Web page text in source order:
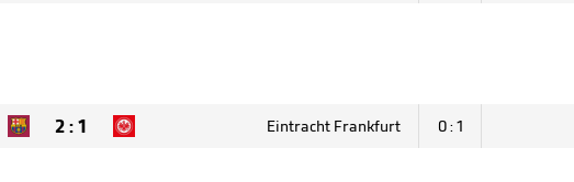
2:1 Eintracht Frankfurt 0 : 1